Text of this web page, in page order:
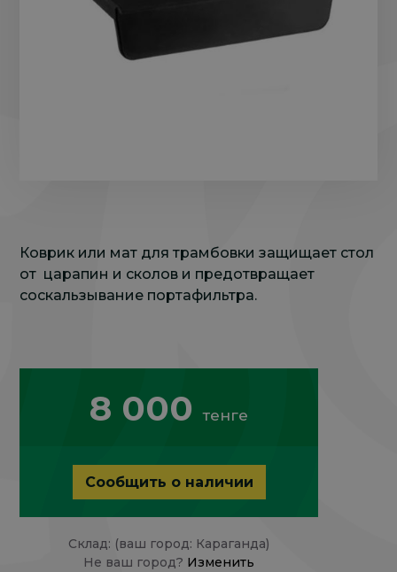
Коврик или мат для трамбовки защищает стол
от царапин и сколов и предотвращает
соскальзывание портафильтра.
8 000тенге
Сообщить о наличии
Склад: (ваш город: Караганда)
Не ваш город? Изменить